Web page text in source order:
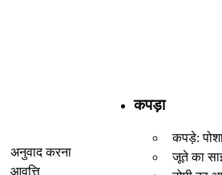
अनुवाद करना
आवृत्ति
कपड़ा
कपड़े:
जूते का